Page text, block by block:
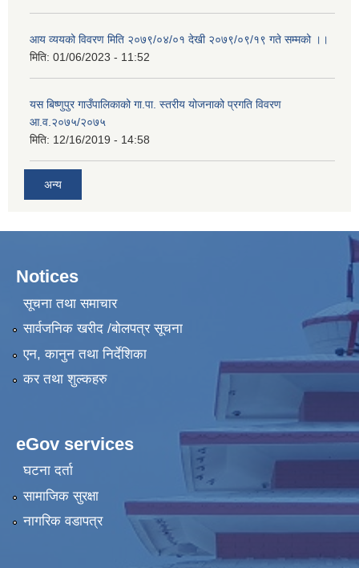
आय व्ययको विवरण मिति २०७९/०४/०१ देखी २०७९/०९/१९ गते सम्मको ।।
मिति: 01/06/2023 - 11:52
यस बिष्णुपुर गाउँपालिकाको गा.पा. स्तरीय योजनाको प्रगति विवरण
आ.व.२०७५/२०७५
मिति: 12/16/2019 - 14:58
अन्य
Notices
सूचना तथा समाचार
सार्वजनिक खरीद /बोलपत्र सूचना
एन, कानुन तथा निर्देशिका
कर तथा शुल्कहरु
eGov services
घटना दर्ता
सामाजिक सुरक्षा
नागरिक वडापत्र